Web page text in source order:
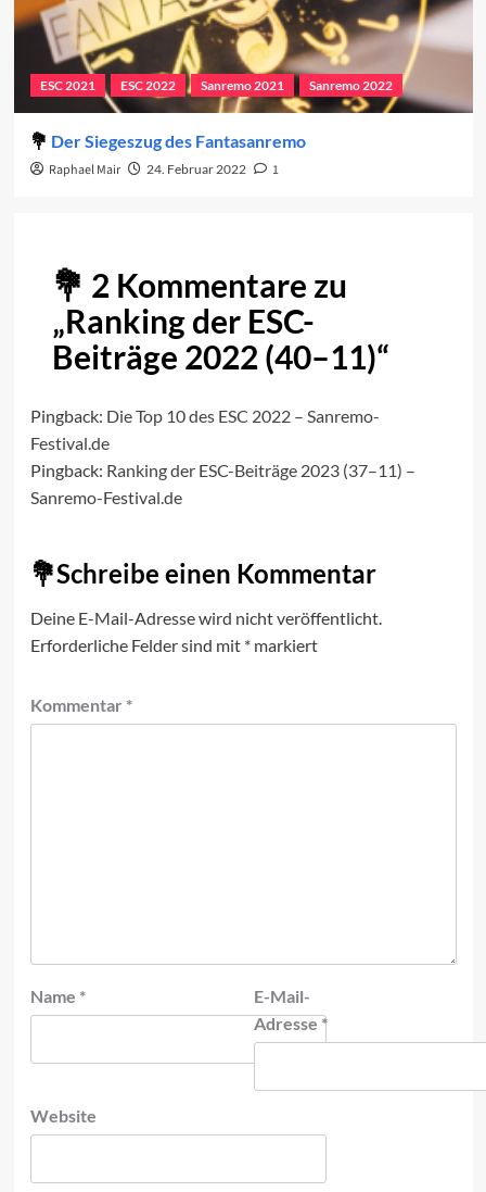
ESC 2021 ESC 2022 Sanremo 2021 Sanremo 2022
Der Siegeszug des Fantasanremo
Raphael Mair 24. Februar 2022 1
2 Kommentare zu
„Ranking der ESC-
Beiträge 2022 (40–11)“
Pingback: Die Top 10 des ESC 2022 – Sanremo-
Festival.de
Pingback: Ranking der ESC-Beiträge 2023 (37–11) –
Sanremo-Festival.de
Schreibe einen Kommentar
Deine E-Mail-Adresse wird nicht veröffentlicht.
Erforderliche Felder sind mit *markiert
Kommentar *
Name *
E-Mail-
Adresse*
Website